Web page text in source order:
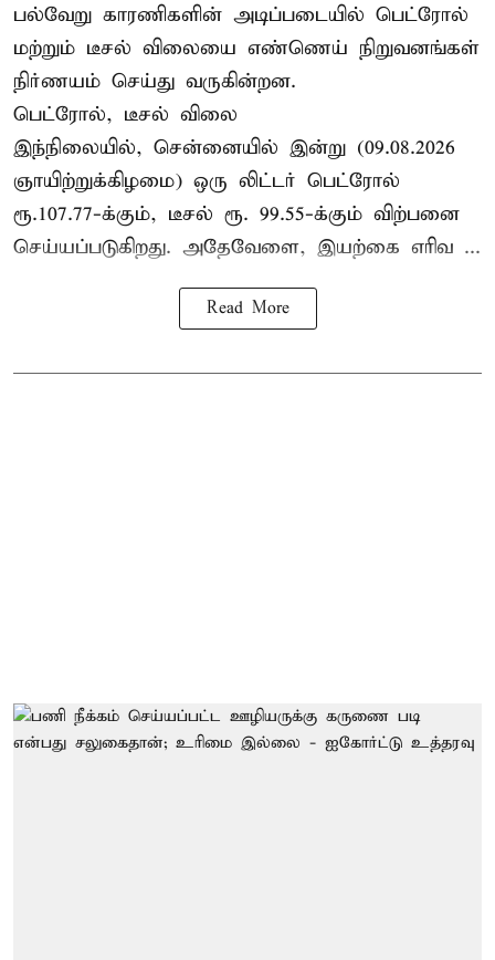
பல்வேறு காரணிகளின் அடிப்படையில் பெட்ரோல்
மற்றும் டீசல் விலையை எண்ணெய் நிறுவனங்கள்
நிர்ணயம் செய்து வருகின்றன.
பெட்ரோல், டீசல் விலை
இந்நிலையில், சென்னையில் இன்று (09.08.2026
ஞாயிற்றுக்கிழமை) ஒரு லிட்டர் பெட்ரோல்
ரூ.107.77-க்கும், டீசல் ரூ. 99.55-க்கும் விற்பனை
செய்யப்படுகிறது. அதேவேளை, இயற்கை எரிவ ...
Read More